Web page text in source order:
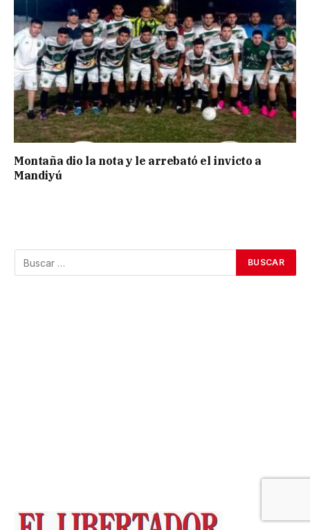
Montaña dio la nota y le arrebató el invicto a
Mandiyú